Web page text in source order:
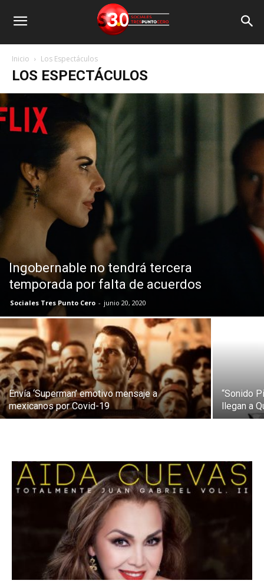
Inicio Los Espectáculos
LOS ESPECTÁCULOS
Ingobernable no tendrá tercera
temporada por falta de acuerdos
Sociales Tres Punto Cero - junio 20, 2020
Envía ‘Superman’ emotivo mensaje a
mexicanos por Covid-19
“Sonido
llegan a